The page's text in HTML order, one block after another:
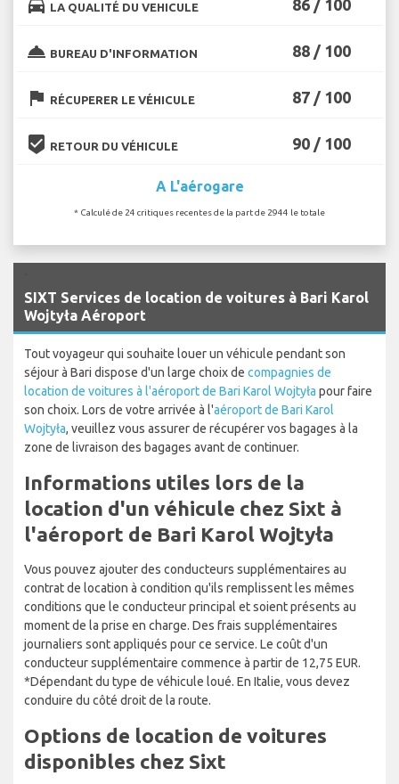
directions_car LA QUALITÉ DU VEHICULE 86 / 100
room_service BUREAU D'INFORMATION 88 / 100
flag RÉCUPERER LE VÉHICULE 87 / 100
beenhere RETOUR DU VÉHICULE 90 / 100
A L'aérogare
* Calculé de 24 critiques recentes de la part de 2944 le totale
SIXT Services de location de voitures à Bari Karol
Wojtyła Aéroport
Tout voyageur qui souhaite louer un véhicule pendant son
séjour à Bari dispose d'un large choix de compagnies de
location de voitures à l'aéroport de Bari Karol Wojtyła pour faire
son choix. Lors de votre arrivée à l'aéroport de Bari Karol
Wojtyła, veuillez vous assurer de récupérer vos bagages à la
zone de livraison des bagages avant de continuer.
Informations utiles lors de la
location d'un véhicule chez Sixt à
l'aéroport de Bari Karol Wojtyła
Vous pouvez ajouter des conducteurs supplémentaires au
contrat de location à condition qu'ils remplissent les mêmes
conditions que le conducteur principal et soient présents au
moment de la prise en charge. Des frais supplémentaires
journaliers sont appliqués pour ce service. Le coût d'un
conducteur supplémentaire commence à partir de 12,75 EUR.
*Dépendant du type de véhicule loué. En Italie, vous devez
conduire du côté droit de la route.
Options de location de voitures
disponibles chez Sixt